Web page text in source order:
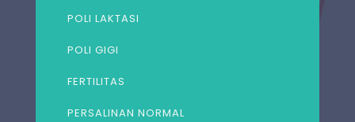
POLI LAKTASI
POLI GIGI
FERTILITAS
PERSALINAN NORMAL